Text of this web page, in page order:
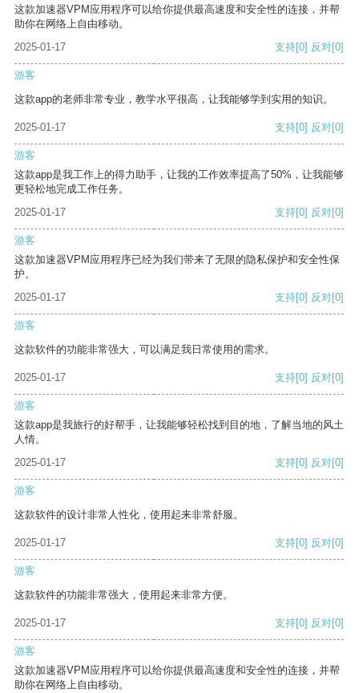
这款加速器VPM应用程序可以给你提供最高速度和安全性的连接，并帮
助你在网络上自由移动。
2025-01-17
支持[0] 反对[0]
游客
这款app的老师非常专业，教学水平很高，让我能够学到实用的知识。
2025-01-17 支持[0] 反对[0]
游客
这款app是我工作上的得力助手，让我的工作效率提高了50%，让我能够
更轻松地完成工作任务。
2025-01-17
支持[0] 反对[0]
游客
这款加速器VPM应用程序已经为我们带来了无限的隐私保护和安全性保
护。
2025-01-17
支持[0] 反对[0]
游客
这款软件的功能非常强大，可以满足我日常使用的需求。
2025-01-17 支持[0] 反对[0]
游客
这款app是我旅行的好帮手，让我能够轻松找到目的地，了解当地的风土
人情。
2025-01-17
支持[0] 反对[0]
游客
这款软件的设计非常人性化，使用起来非常舒服。
2025-01-17 支持[0] 反对[0]
游客
这款软件的功能非常强大，使用起来非常方便。
2025-01-17 支持[0] 反对[0]
游客
这款加速器VPM应用程序可以给你提供最高速度和安全性的连接，并帮
助你在网络上自由移动。